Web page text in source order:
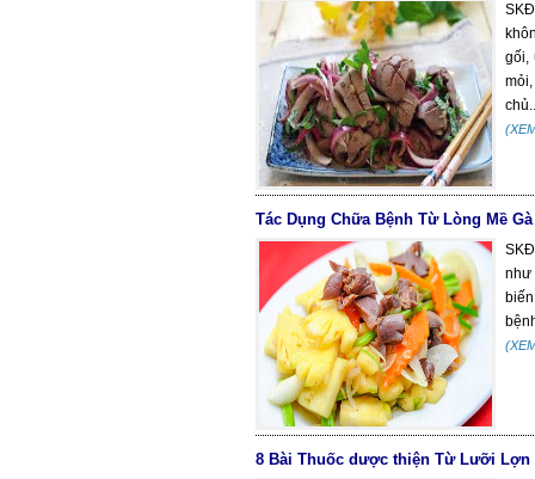
gối,
Tác Dụng Chữa Bệnh Từ Lòng Mề Gà
như
8 Bài Thuốc dược thiện Từ Lưỡi Lợn